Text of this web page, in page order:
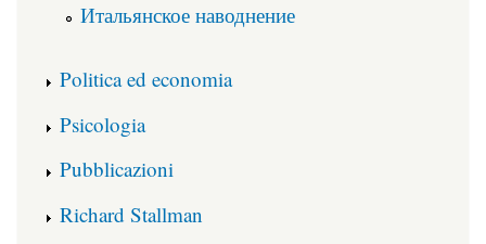
Итальянское наводнение
Politica ed economia
Psicologia
Pubblicazioni
Richard Stallman